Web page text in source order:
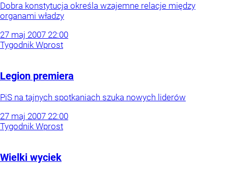
Dobra konstytucja określa wzajemne relacje między
organami władzy
27 maj 2007 22:00
Tygodnik Wprost
Legion premiera
PiS na tajnych spotkaniach szuka nowych liderów
27 maj 2007 22:00
Tygodnik Wprost
Wielki wyciek